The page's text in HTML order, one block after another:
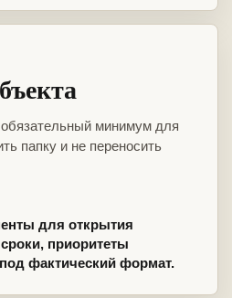
минимум для
папку и не переносить
для открытия
приоритеты
фактический формат.